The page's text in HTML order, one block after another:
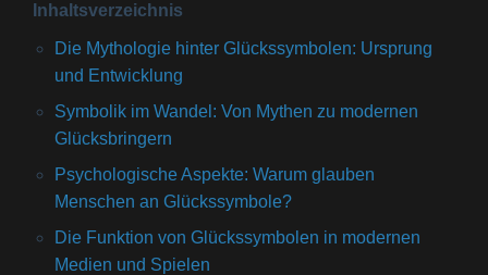
Inhaltsverzeichnis
Die Mythologie hinter Glückssymbolen: Ursprung
und Entwicklung
Symbolik im Wandel: Von Mythen zu modernen
Glücksbringern
Psychologische Aspekte: Warum glauben
Menschen an Glückssymbole?
Die Funktion von Glückssymbolen in modernen
Medien und Spielen